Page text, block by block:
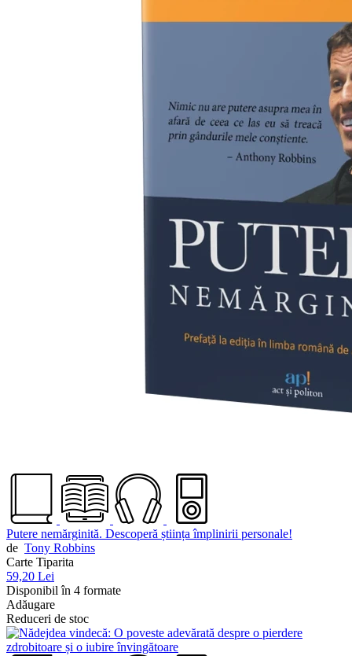
Putere nemărginită. Descoperă știința împlinirii personale!
de Tony Robbins
Carte Tiparita
59,20 Lei
Disponibil în 4 formate
Adăugare
Reduceri de stoc